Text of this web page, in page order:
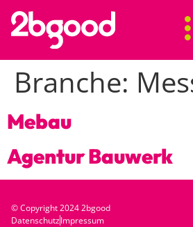
Branche:
Mebau
Agentur Bauwerk
© Copyright 2024 2bgood
DatenschutzImpressum